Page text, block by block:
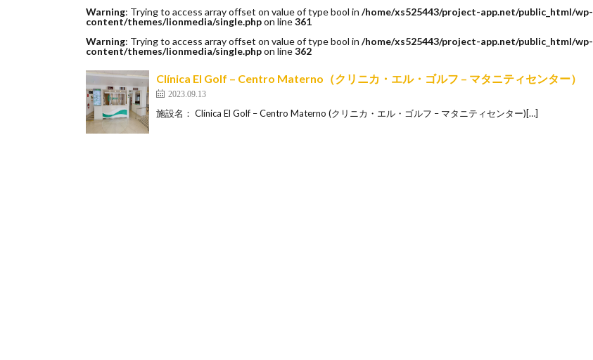
Warning: Trying to access array offset on value of type bool in /home/xs525443/project-app.net/public_html/wp-
content/themes/lionmedia/single.phpon line361
Warning: Trying to access array offset on value of type bool in /home/xs525443/project-app.net/public_html/wp-
content/themes/lionmedia/single.phpon line362
Clínica El Golf – Centro Materno（クリニカ・エル・ゴルフ – マタニティセンター）
2023.09.13
施設名： Clínica El Golf – Centro Materno (クリニカ・エル・ゴルフ – マタニティセンター)[…]